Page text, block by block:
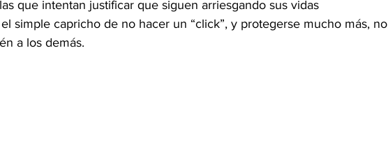
que intentan justificar que siguen arriesgando sus vidas
simple capricho de no hacer un “click”, y protegerse mucho más, no
a los demás.